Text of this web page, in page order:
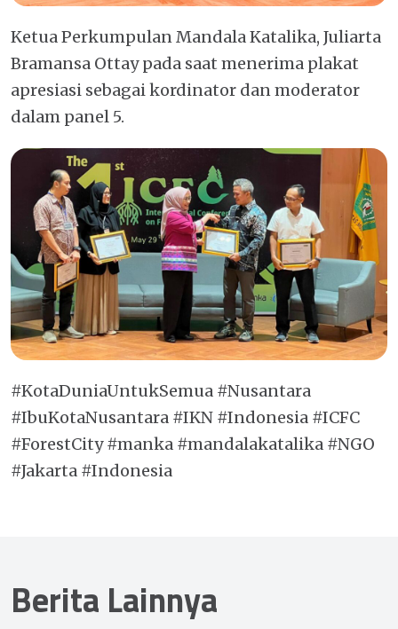
Ketua Perkumpulan Mandala Katalika, Juliarta
Bramansa Ottay pada saat menerima plakat
apresiasi sebagai kordinator dan moderator
dalam panel 5.
#KotaDuniaUntukSemua #Nusantara
#IbuKotaNusantara #IKN #Indonesia #ICFC
#ForestCity #manka #mandalakatalika #NGO
#Jakarta #Indonesia
Berita Lainnya